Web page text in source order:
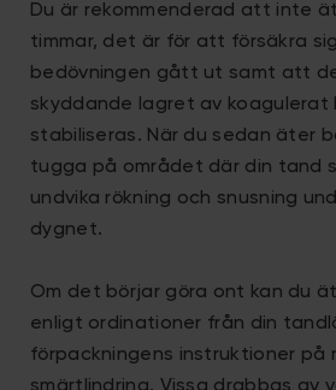
Du är rekommenderad att inte
timmar, det är för att försäkra
bedövningen gått ut samt att
skyddande lagret av koagulerat
stabiliseras. När du sedan äter
tugga på området där din tand
undvika rökning och snusning
dygnet.
Om det börjar göra ont kan du
enligt ordinationer från din
förpackningens instruktioner på